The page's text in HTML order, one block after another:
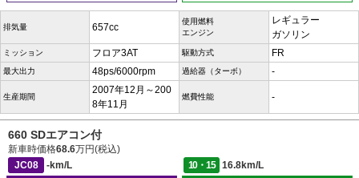
排気量 657cc
使用燃料
エンジン
レギュラー
ガソリン
ミッション フロア3AT 駆動方式 FR
最大出力 48ps/6000rpm 過給器（ターボ） -
生産期間
2007年12月～200
8年11月
燃費性能 -
660 SDエアコン付
新車時価格68.6万円(税込)
JC08
-km/L 10・15
16.8km/L